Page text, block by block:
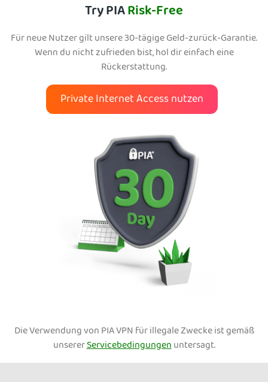
Try PIARisk-Free
Für neue Nutzer gilt unsere 30-tägige Geld-zurück-Garantie.
Wenn du nicht zufrieden bist, hol dir einfach eine
Rückerstattung.
Private Internet Access nutzen
Die Verwendung von PIA VPN für illegale Zwecke ist gemäß
unsererServicebedingungenuntersagt.